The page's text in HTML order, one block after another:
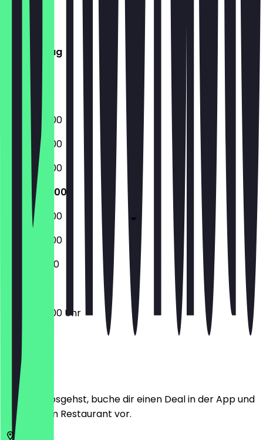
Montag
Dienstag
Mittwoch
Donnerstag
Freitag
Samstag
Sonntag
06:00 - 18:00
06:00 - 18:00
06:00 - 18:00
06:00 - 18:00
06:00 - 18:00
06:00 - 15:00
07:00 - 11:00
06:00 - 18:00 Uhr
Ort
Bevor du losgehst, buche dir einen Deal in der App und
zeige ihn im Restaurant vor.